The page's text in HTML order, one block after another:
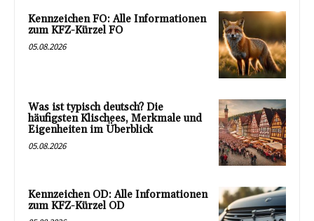
Kennzeichen FO: Alle Informationen
zum KFZ-Kürzel FO
05.08.2026
Was ist typisch deutsch? Die
häufigsten Klischees, Merkmale und
Eigenheiten im Überblick
05.08.2026
Kennzeichen OD: Alle Informationen
zum KFZ-Kürzel OD